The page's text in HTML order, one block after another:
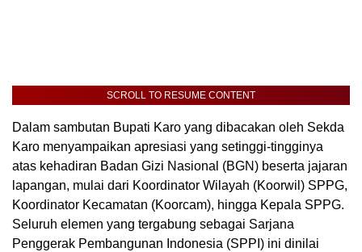
SCROLL TO RESUME CONTENT
Dalam sambutan Bupati Karo yang dibacakan oleh Sekda
Karo menyampaikan apresiasi yang setinggi-tingginya
atas kehadiran Badan Gizi Nasional (BGN) beserta jajaran
lapangan, mulai dari Koordinator Wilayah (Koorwil) SPPG,
Koordinator Kecamatan (Koorcam), hingga Kepala SPPG.
Seluruh elemen yang tergabung sebagai Sarjana
Penggerak Pembangunan Indonesia (SPPI) ini dinilai